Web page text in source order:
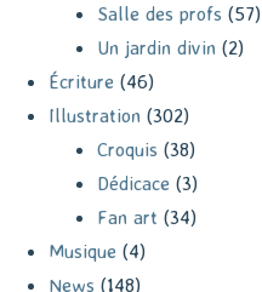
Salle des profs (57)
Un jardin divin (2)
Écriture (46)
Illustration (302)
Croquis (38)
Dédicace (3)
Fan art (34)
Musique (4)
News (148)